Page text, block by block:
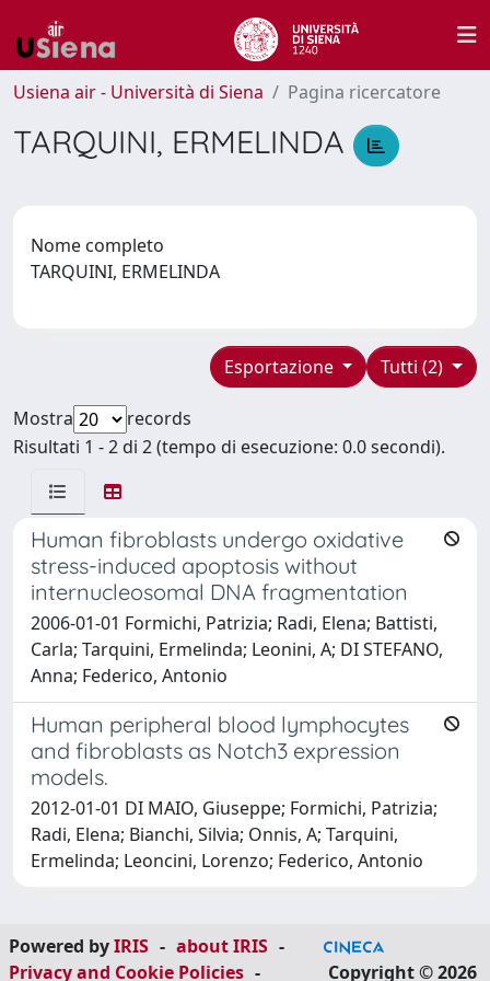
Usiena air - Università di Siena Pagina ricercatore
TARQUINI, ERMELINDA
Nome completo
TARQUINI, ERMELINDA
Tutti (2)
Esportazione
Mostra
records
Risultati 1 - 2 di 2 (tempo di esecuzione: 0.0 secondi).
Human fibroblasts undergo oxidative
stress-induced apoptosis without
internucleosomal DNA fragmentation
2006-01-01 Formichi, Patrizia; Radi, Elena; Battisti,
Carla; Tarquini, Ermelinda; Leonini, A; DI STEFANO,
Anna; Federico, Antonio
Human peripheral blood lymphocytes
and fibroblasts as Notch3 expression
models.
2012-01-01 DI MAIO, Giuseppe; Formichi, Patrizia;
Radi, Elena; Bianchi, Silvia; Onnis, A; Tarquini,
Ermelinda; Leoncini, Lorenzo; Federico, Antonio
Powered byIRIS - about IRIS -
Privacy and Cookie Policies - Copyright © 2026